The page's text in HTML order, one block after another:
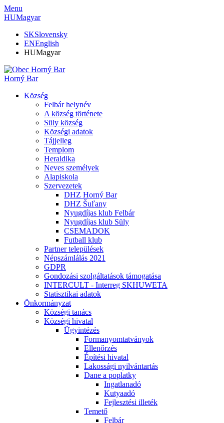
Menu
HUMagyar
SKSlovensky
ENEnglish
HUMagyar
Horný Bar
Község
Felbár helynév
A község története
Süly község
Községi adatok
Tájjelleg
Templom
Heraldika
Neves személyek
Alapiskola
Szervezetek
DHZ Horný Bar
DHZ Šuľany
Nyugdíjas klub Felbár
Nyugdíjas klub Süly
CSEMADOK
Futball klub
Partner települések
Népszámlálás 2021
GDPR
Gondozási szolgáltatások támogatása
INTERCULT - Interreg SKHUWETA
Statisztikai adatok
Önkormányzat
Községi tanács
Községi hivatal
Ügyintézés
Formanyomtatványok
Ellenőrzés
Építési hivatal
Lakossági nyilvántartás
Dane a poplatky
Ingatlanadó
Kutyaadó
Fejlesztési illeték
Temető
Felbár